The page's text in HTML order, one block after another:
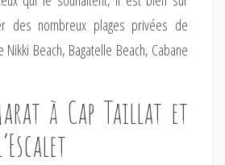
des nombreux plages privées de
Beach, Bagatelle Beach, Cabane
à Cap Taillat et